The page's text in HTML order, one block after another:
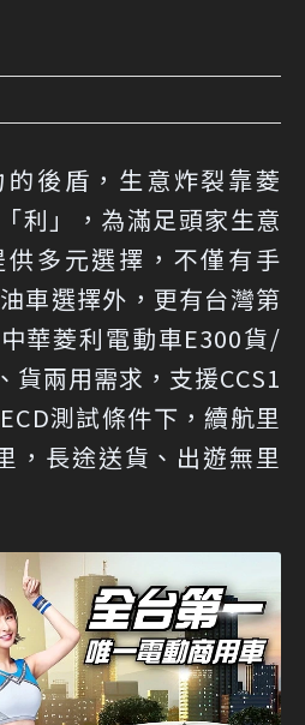
後盾，生意炸裂靠菱
利」，為滿足頭家生意
多元選擇，不僅有手
車選擇外，更有台灣第
華菱利電動車E300貨/
貨兩用需求，支援CCS1
測試條件下，續航里
，長途送貨、出遊無里